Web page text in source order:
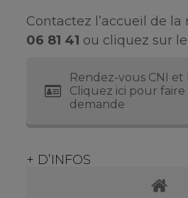
Contactez l’accueil de la
06 81 41 ou cliquez sur
Rendez-vous CNI et
Cliquez ici pour
demande
+ D’INFOS